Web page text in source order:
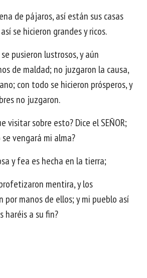
de pájaros, así están sus casas
se hicieron grandes y ricos.
pusieron lustrosos, y aún
de maldad; no juzgaron la causa,
con todo se hicieron prósperos, y
no juzgaron.
visitar sobre esto? Dice el SEÑOR;
vengará mi alma?
y fea es hecha en la tierra;
mentira, y los
por manos de ellos; y mi pueblo así
haréis a su fin?